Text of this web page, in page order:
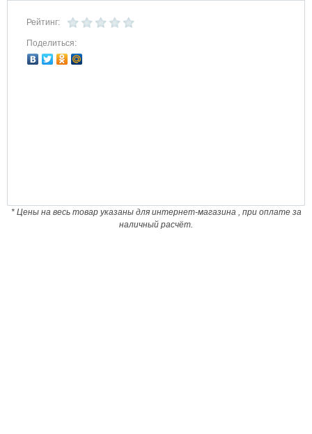
Рейтинг:
Поделиться:
* Цены на весь товар указаны для интернет-магазина , при оплате за
наличный расчёт.